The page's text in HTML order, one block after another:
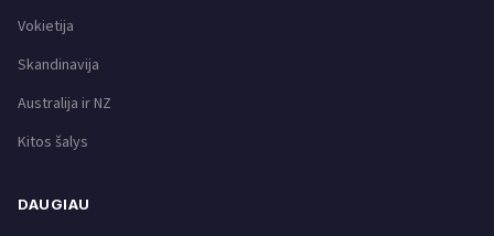
Vokietija
Skandinavija
Australija ir NZ
Kitos šalys
DAUGIAU